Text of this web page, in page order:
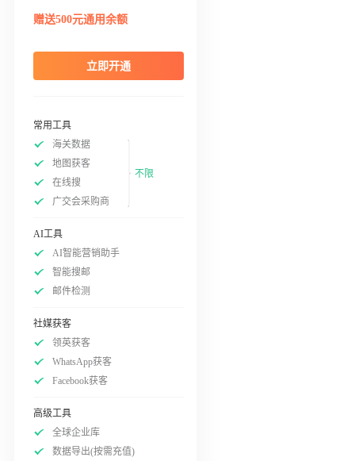
赠送500元通用余额
立即开通
常用工具
海关数据
地图获客
在线搜
广交会采购商
不限
AI工具
AI智能营销助手
智能搜邮
邮件检测
社媒获客
领英获客
WhatsApp获客
Facebook获客
高级工具
全球企业库
数据导出(按需充值)